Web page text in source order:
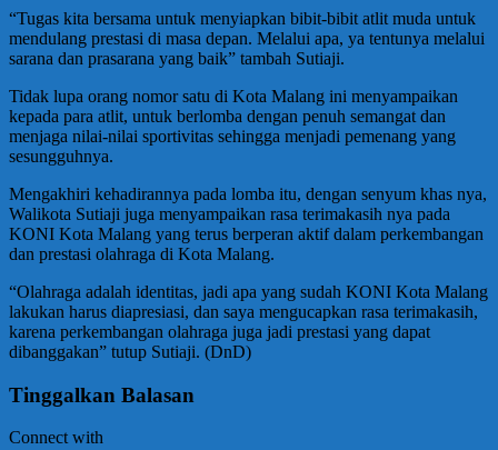
“Tugas kita bersama untuk menyiapkan bibit-bibit atlit muda untuk
mendulang prestasi di masa depan. Melalui apa, ya tentunya melalui
sarana dan prasarana yang baik” tambah Sutiaji.
Tidak lupa orang nomor satu di Kota Malang ini menyampaikan
kepada para atlit, untuk berlomba dengan penuh semangat dan
menjaga nilai-nilai sportivitas sehingga menjadi pemenang yang
sesungguhnya.
Mengakhiri kehadirannya pada lomba itu, dengan senyum khas nya,
Walikota Sutiaji juga menyampaikan rasa terimakasih nya pada
KONI Kota Malang yang terus berperan aktif dalam perkembangan
dan prestasi olahraga di Kota Malang.
“Olahraga adalah identitas, jadi apa yang sudah KONI Kota Malang
lakukan harus diapresiasi, dan saya mengucapkan rasa terimakasih,
karena perkembangan olahraga juga jadi prestasi yang dapat
dibanggakan” tutup Sutiaji. (DnD)
Tinggalkan Balasan
Connect with